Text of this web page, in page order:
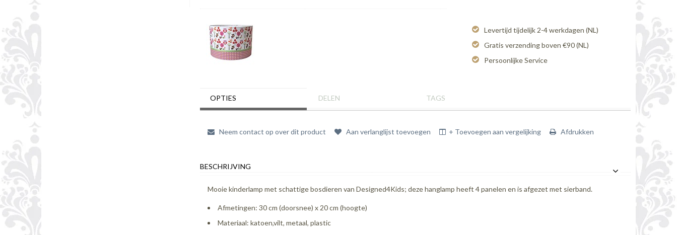
Levertijd tijdelijk 2-4 werkdagen (NL)
Gratis verzending boven €90 (NL)
Persoonlijke Service
OPTIES DELEN TAGS
Neem contact op over dit product Aan verlanglijst toevoegen + Toevoegen aan vergelijking Afdrukken
BESCHRIJVING
Mooie kinderlamp met schattige bosdieren van Designed4Kids; deze hanglamp heeft 4 panelen en is afgezet met sierband.
Afmetingen: 30 cm (doorsnee) x 20 cm (hoogte)
Materiaal: katoen,vilt, metaal, plastic